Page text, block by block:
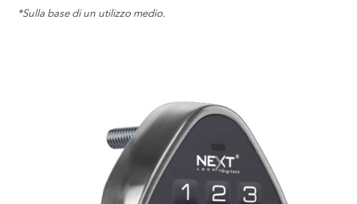
*Sulla base di un utilizzo medio.